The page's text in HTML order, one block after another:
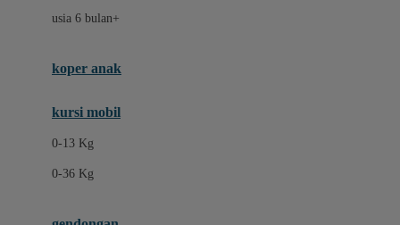
E
ELC
Ergobaby
Eufy
Expert Care
usia 6 bulan+
koper anak
kursi mobil
0-13 Kg
0-36 Kg